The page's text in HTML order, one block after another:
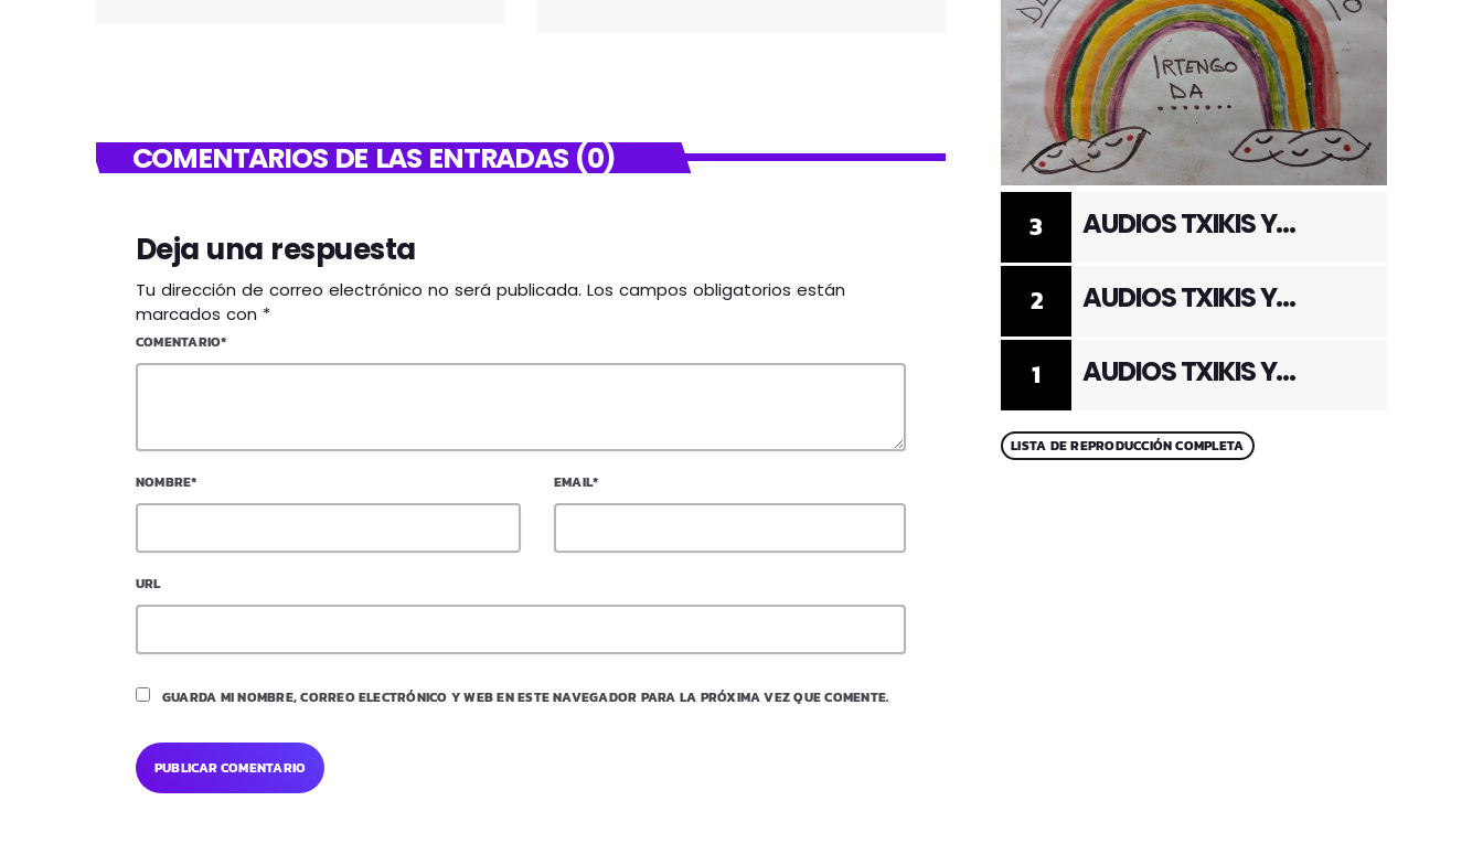
COMENTARIOS DE LAS ENTRADAS (0)
Deja una respuesta
Tu dirección de correo electrónico no será publicada. Los campos obligatorios están
marcados con *
COMENTARIO*
NOMBRE* EMAIL*
URL
GUARDA MI NOMBRE, CORREO ELECTRÓNICO Y WEB EN ESTE NAVEGADOR PARA LA PRÓXIMA VEZ QUE COMENTE.
1 AUDIOS TXIKIS Y
2 AUDIOS TXIKIS Y
3 AUDIOS TXIKIS Y
LISTA DE REPRODUCCIÓN COMPLETA